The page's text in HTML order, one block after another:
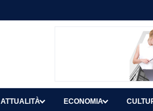
ATTUALITÀ ECONOMIA